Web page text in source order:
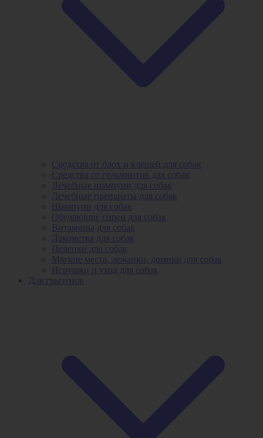
Средства от блох и клещей для собак
Средства от гельминтов для собак
Лечебные шампуни для собак
Лечебные препараты для собак
Шампуни для собак
Обучающие спреи для собак
Витамины для собак
Лакомства для собак
Пеленки для собак
Мягкие места, лежанки, домики для собак
Игрушки и уход для собак
Для грызунов